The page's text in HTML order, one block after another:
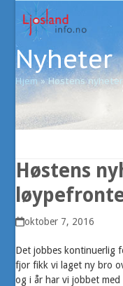
content
Open
mobile
menu
Close
mobile
menu
Nyheter
Hjem»Høstens
Høstens
oktober 7, 2016
Det jobbes kontinuerlig
fjor fikk vi laget ny bro
og i år har vi jobbet